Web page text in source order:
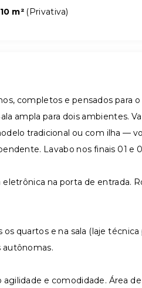
m² (Privativa)
completos e pensados para
ampla para dois ambientes.
tradicional ou com ilha —
Lavabo nos finais 01 e
na porta de entrada.
quartos e na sala (laje técnica
autônomas.
e comodidade. Área